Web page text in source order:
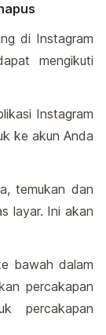
di Instagram
mengikuti
Instagram
ke akun Anda
temukan dan
layar. Ini akan
bawah dalam
percakapan
percakapan